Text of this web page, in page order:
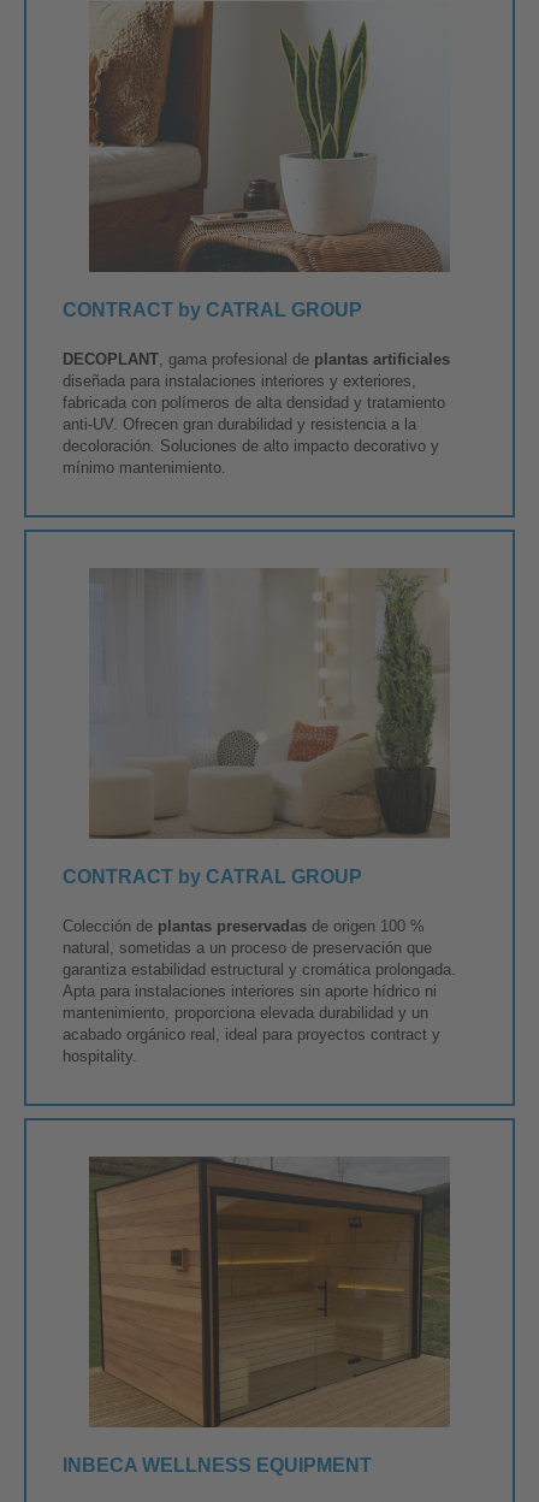
CONTRACT by CATRAL GROUP
DECOPLANT , gama profesional de plantas artificiales
diseñada para instalaciones interiores y exteriores,
fabricada con polímeros de alta densidad y tratamiento
anti-UV. Ofrecen gran durabilidad y resistencia a la
decoloración. Soluciones de alto impacto decorativo y
mínimo mantenimiento.
CONTRACT by CATRAL GROUP
Colección de plantas preservadas de origen 100 %
natural, sometidas a un proceso de preservación que
garantiza estabilidad estructural y cromática prolongada.
Apta para instalaciones interiores sin aporte hídrico ni
mantenimiento, proporciona elevada durabilidad y un
acabado orgánico real, ideal para proyectos contract y
hospitality.
INBECA WELLNESS EQUIPMENT